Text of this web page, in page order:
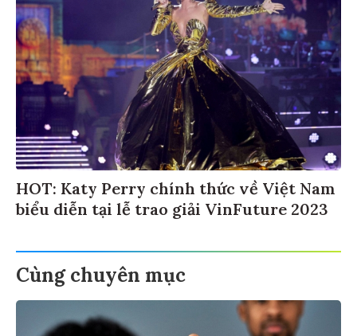
HOT: Katy Perry chính thức về Việt Nam
biểu diễn tại lễ trao giải VinFuture 2023
Cùng chuyên mục